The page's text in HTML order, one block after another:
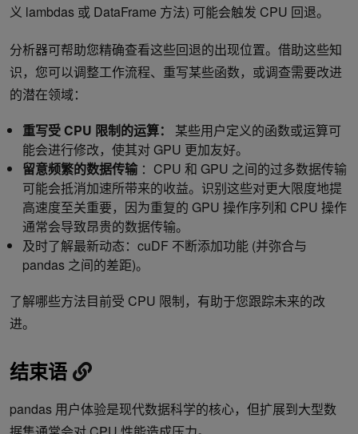
义 lambdas 或 DataFrame 方法) 可能会触发 CPU 回退。
分析器可帮助您精确查看这些回退的出现位置。借助这些知
识，您可以调整工作流程、重写某些函数，或调查需要改进
的潜在领域：
重写受 CPU 限制的运算：
某些用户定义的函数或运算可
能会进行修改，使其对 GPU 更加友好。
留意频繁的数据传输 ：CPU 和 GPU 之间的过多数据传输
可能会抵消加速所带来的收益。识别这些对更大限度地提
高速度至关重要，因为重复的 GPU 操作序列和 CPU 操作
通常会导致昂贵的数据传输。
及时了解最新动态：cuDF 不断添加功能 (并弥合与
pandas 之间的差距)。
了解哪些方法目前受 CPU 限制，有助于您跟踪未来的改
进。
结束语
pandas 用户体验是现代数据科学的核心，但扩展到大型数